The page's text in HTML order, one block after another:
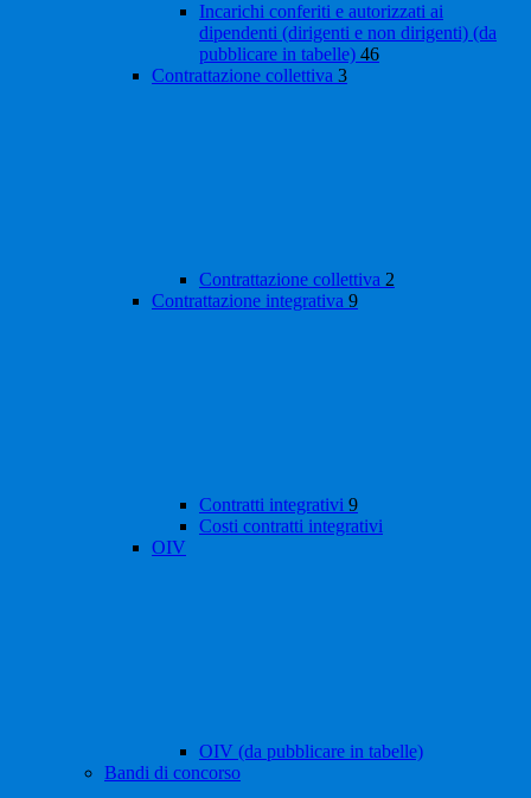
Incarichi conferiti e autorizzati ai
dipendenti (dirigenti e non dirigenti) (da
pubblicare in tabelle) 46
Contrattazione collettiva 3
Contrattazione collettiva 2
Contrattazione integrativa 9
Contratti integrativi 9
Costi contratti integrativi
OIV
OIV (da pubblicare in tabelle)
Bandi di concorso